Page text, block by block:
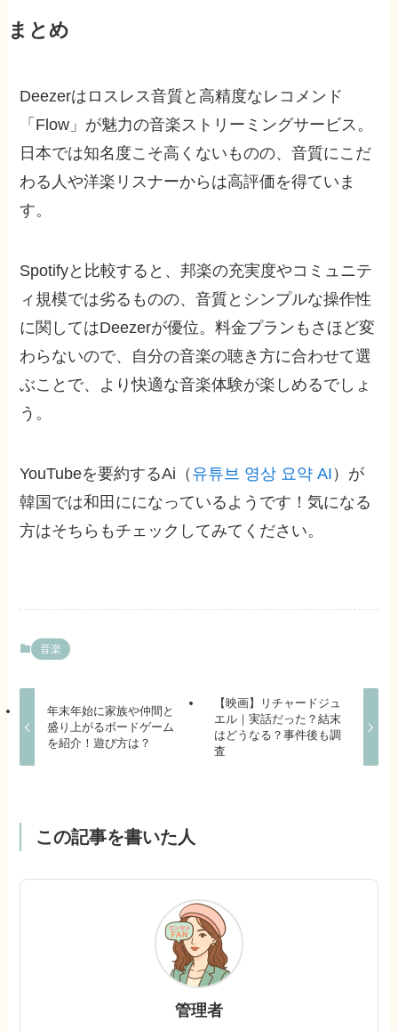
まとめ
Deezerはロスレス音質と高精度なレコメンド
「Flow」が魅力の音楽ストリーミングサービス。
日本では知名度こそ高くないものの、音質にこだ
わる人や洋楽リスナーからは高評価を得ていま
す。
Spotifyと比較すると、邦楽の充実度やコミュニテ
ィ規模では劣るものの、音質とシンプルな操作性
に関してはDeezerが優位。料金プランもさほど変
わらないので、自分の音楽の聴き方に合わせて選
ぶことで、より快適な音楽体験が楽しめるでしょ
う。
YouTubeを要約するAi（ 유튜브 영상 요약 AI ）が
韓国では和田にになっているようです！気になる
方はそちらもチェックしてみてください。
音楽
年末年始に家族や仲間と
盛り上がるボードゲーム
を紹介！遊び方は？
【映画】リチャードジュ
エル｜実話だった？結末
はどうなる？事件後も調
査
この記事を書いた人
管理者